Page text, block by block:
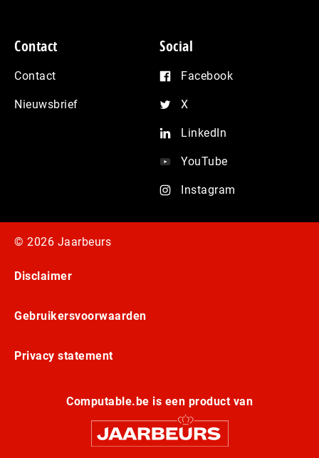
Contact
Contact
Nieuwsbrief
Social
Facebook
X
LinkedIn
YouTube
Instagram
© 2026 Jaarbeurs
Disclaimer
Gebruikersvoorwaarden
Privacy statement
Computable.be is een product van